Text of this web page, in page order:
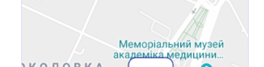
Ссылка для мобильных устройств